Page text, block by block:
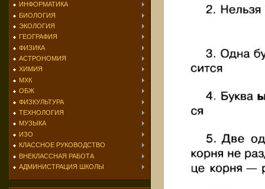
ИНФОРМАТИКА
БИОЛОГИЯ
ЭКОЛОГИЯ
ГЕОГРАФИЯ
ФИЗИКА
АСТРОНОМИЯ
ХИМИЯ
МХК
ОБЖ
ФИЗКУЛЬТУРА
ТЕХНОЛОГИЯ
МУЗЫКА
ИЗО
КЛАССНОЕ РУКОВОДСТВО
ВНЕКЛАССНАЯ РАБОТА
АДМИНИСТРАЦИЯ ШКОЛЫ